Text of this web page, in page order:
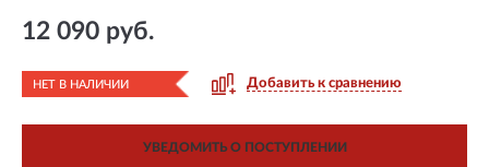
12 090 руб.
НЕТ В НАЛИЧИИ Добавить к сравнению
УВЕДОМИТЬ О ПОСТУПЛЕНИИ